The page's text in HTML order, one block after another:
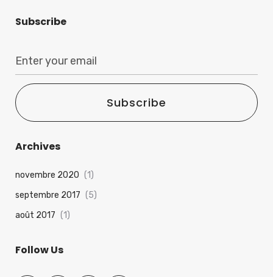
Subscribe
Subscribe
Archives
novembre 2020 (1)
septembre 2017 (5)
août 2017 (1)
Follow Us